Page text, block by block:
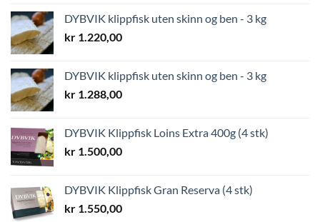
DYBVIK klippfisk uten skinn og ben - 3 kg
kr 1.220,00
DYBVIK klippfisk uten skinn og ben - 3 kg
kr 1.288,00
DYBVIK Klippfisk Loins Extra 400g (4 stk)
kr 1.500,00
DYBVIK Klippfisk Gran Reserva (4 stk)
kr 1.550,00